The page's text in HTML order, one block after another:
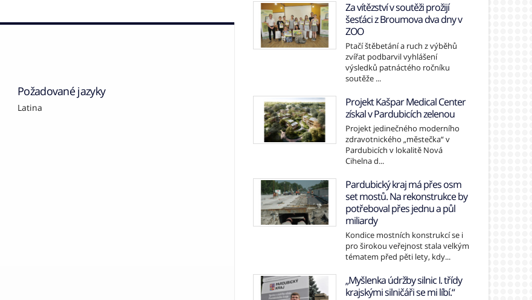
Požadované jazyky
Latina
Za vítězství v soutěži prožijí
šesťáci z Broumova dva dny v
ZOO
Ptačí štěbetání a ruch z výběhů
zvířat podbarvil vyhlášení
výsledků patnáctého ročníku
soutěže ...
Projekt Kašpar Medical Center
získal v Pardubicích zelenou
Projekt jedinečného moderního
zdravotnického „městečka“ v
Pardubicích v lokalitě Nová
Cihelna d...
Pardubický kraj má přes osm
set mostů. Na rekonstrukce by
potřeboval přes jednu a půl
miliardy
Kondice mostních konstrukcí se i
pro širokou veřejnost stala velkým
tématem před pěti lety, kdy...
„Myšlenka údržby silnic I. třídy
krajskými silničáři se mi líbí.“